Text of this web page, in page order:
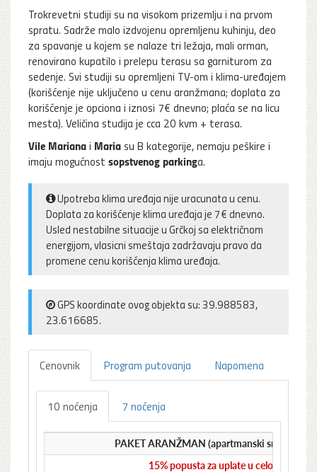
Trokrevetni studiji su na visokom prizemlju i na prvom
spratu. Sadrže malo izdvojenu opremljenu kuhinju, deo
za spavanje u kojem se nalaze tri ležaja, mali orman,
renovirano kupatilo i prelepu terasu sa garniturom za
sedenje. Svi studiji su opremljeni TV-om i klima-uređajem
(korišćenje nije uključeno u cenu aranžmana; doplata za
korišćenje je opciona i iznosi 7€ dnevno; plaća se na licu
mesta). Veličina studija je cca 20 kvm + terasa.
Vile Marianai Mariasu B kategorije, nemaju peškire i
imaju mogućnost sopstvenog parkinga.
Upotreba klima uređaja nije uracunata u cenu.
Doplata za korišćenje klima uređaja je 7€ dnevno.
Usled nestabilne situacije u Grčkoj sa električnom
energijom, vlasicni smeštaja zadržavaju pravo da
promene cenu korišćenja klima uređaja.
GPS koordinate ovog objekta su: 39.988583,
23.616685.
Cenovnik Program putovanja Napomena
10 noćenja 7 noćenja
PAKET ARANŽMAN (apartmanski smeštaj i
15% popusta za uplate u celosti do